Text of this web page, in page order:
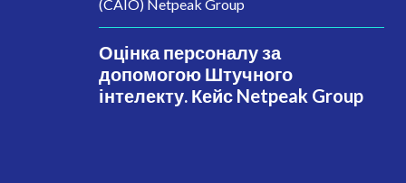
(CAIO) Netpeak Group
Оцінка персоналу за
допомогою Штучного
інтелекту. Кейс Netpeak Group